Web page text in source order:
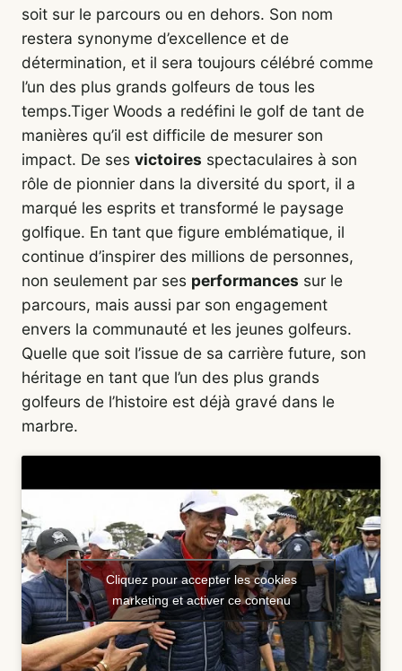
soit sur le parcours ou en dehors. Son nom
restera synonyme d’excellence et de
détermination, et il sera toujours célébré comme
l’un des plus grands golfeurs de tous les
temps.Tiger Woods a redéfini le golf de tant de
manières qu’il est difficile de mesurer son
impact. De ses victoires spectaculaires à son
rôle de pionnier dans la diversité du sport, il a
marqué les esprits et transformé le paysage
golfique. En tant que figure emblématique, il
continue d’inspirer des millions de personnes,
non seulement par ses performances sur le
parcours, mais aussi par son engagement
envers la communauté et les jeunes golfeurs.
Quelle que soit l’issue de sa carrière future, son
héritage en tant que l’un des plus grands
golfeurs de l’histoire est déjà gravé dans le
marbre.
Cliquez pour accepter les cookies
marketing et activer ce contenu